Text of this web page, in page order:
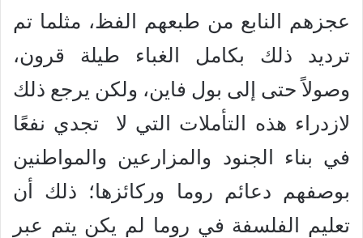
عجزهم النابع من طبعهم الفظ، مثلما تم
ترديد ذلك بكامل الغباء طيلة قرون،
وصولاً حتى إلى بول فاين، ولكن يرجع ذلك
لازدراء هذه التأملات التي لا تجدي نفعًا
في بناء الجنود والمزارعين والمواطنين
بوصفهم دعائم روما وركائزها؛ ذلك أن
تعليم الفلسفة في روما لم يكن يتم عبر